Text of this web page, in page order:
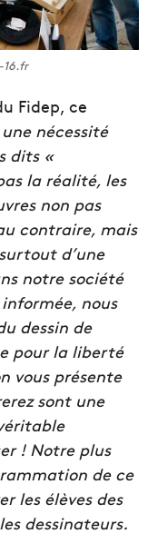
16.fr
Fidep, ce
nécessité
dits «
la réalité, les
non pas
contraire, mais
d’une
notre société
nous
dessin de
pour la liberté
vous présente
sont une
! Notre plus
de ce
les élèves des
dessinateurs.